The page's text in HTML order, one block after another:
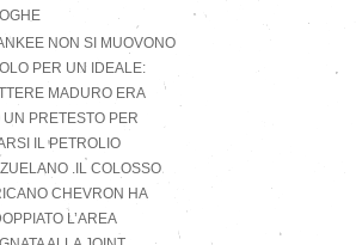
NON SI MUOVONO
PER UN IDEALE:
MADURO ERA
UN PRETESTO PER
IL PETROLIO
.IL COLOSSO
CHEVRON HA
L’AREA